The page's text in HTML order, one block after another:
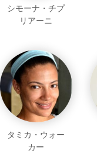
シモーナ・チプ
リアーニ
タミカ・ウォー
カー